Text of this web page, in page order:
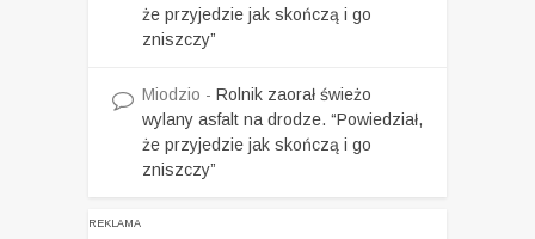
że przyjedzie jak skończą i go
zniszczy”
Miodzio - Rolnik zaorał świeżo
wylany asfalt na drodze. “Powiedział,
że przyjedzie jak skończą i go
zniszczy”
REKLAMA